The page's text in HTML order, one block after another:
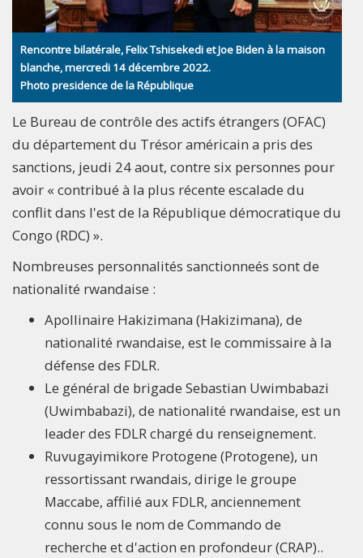
Rencontre bilatérale, Felix Tshisekedi et Joe Biden à la maison
blanche, mercredi 14 décembre 2022.
Photo presidence de la République
Le Bureau de contrôle des actifs étrangers (OFAC)
du département du Trésor américain a pris des
sanctions, jeudi 24 aout, contre six personnes pour
avoir « contribué à la plus récente escalade du
conflit dans l'est de la République démocratique du
Congo (RDC) ».
Nombreuses personnalités sanctionneés sont de
nationalité rwandaise :
Apollinaire Hakizimana (Hakizimana), de
nationalité rwandaise, est le commissaire à la
défense des FDLR.
Le général de brigade Sebastian Uwimbabazi
(Uwimbabazi), de nationalité rwandaise, est un
leader des FDLR chargé du renseignement.
Ruvugayimikore Protogene (Protogene), un
ressortissant rwandais, dirige le groupe
Maccabe, affilié aux FDLR, anciennement
connu sous le nom de Commando de
recherche et d'action en profondeur (CRAP)..